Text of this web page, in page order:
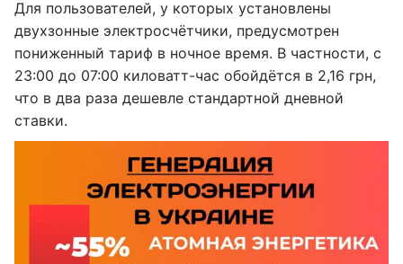
Для пользователей, у которых установлены
двухзонные электросчётчики, предусмотрен
пониженный тариф в ночное время. В частности, с
23:00 до 07:00 киловатт-час обойдётся в 2,16 грн,
что в два раза дешевле стандартной дневной
ставки.